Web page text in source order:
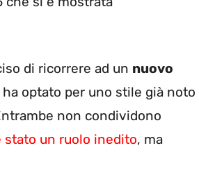
di ricorrere ad un nuovo
optato per uno stile già noto
non condividono
stato un ruolo inedito, ma